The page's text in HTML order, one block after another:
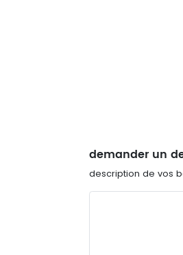
demander un
description de vos